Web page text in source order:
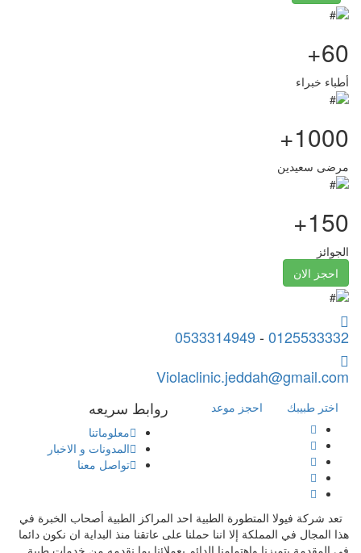
60+
أطباء خبراء
1000+
مرضى سعيدين
150+
الجوائز
احجز الان
0125533332
-
0533314949
Violaclinic.jeddah@gmail.com
روابط سريعه
معلوماتنا
المدونات و الاخبار
تواصل معنا
اختر طبيبك احجز موعد
تعد شركة فيولا المتطورة الطبية احد المراكز الطبية أصحاب الخبرة في
هذا المجال في المملكة إلا اننا حملنا على عاتقنا منذ البداية ان نكون دائما
في المقدمة بتميزنا واهتمامنا الدائم بعملائنا بما نقدمه من خدمات طبية